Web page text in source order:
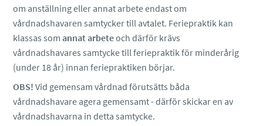
om anställning eller annat arbete endast om
vårdnadshavaren samtycker till avtalet. Feriepraktik kan
klassas som annat arbeteoch därför krävs
vårdnadshavares samtycke till feriepraktik för minderårig
(under 18 år) innan feriepraktiken börjar.
OBS!Vid gemensam vårdnad förutsätts båda
vårdnadshavare agera gemensamt - därför skickar en av
vårdnadshavarna in detta samtycke.